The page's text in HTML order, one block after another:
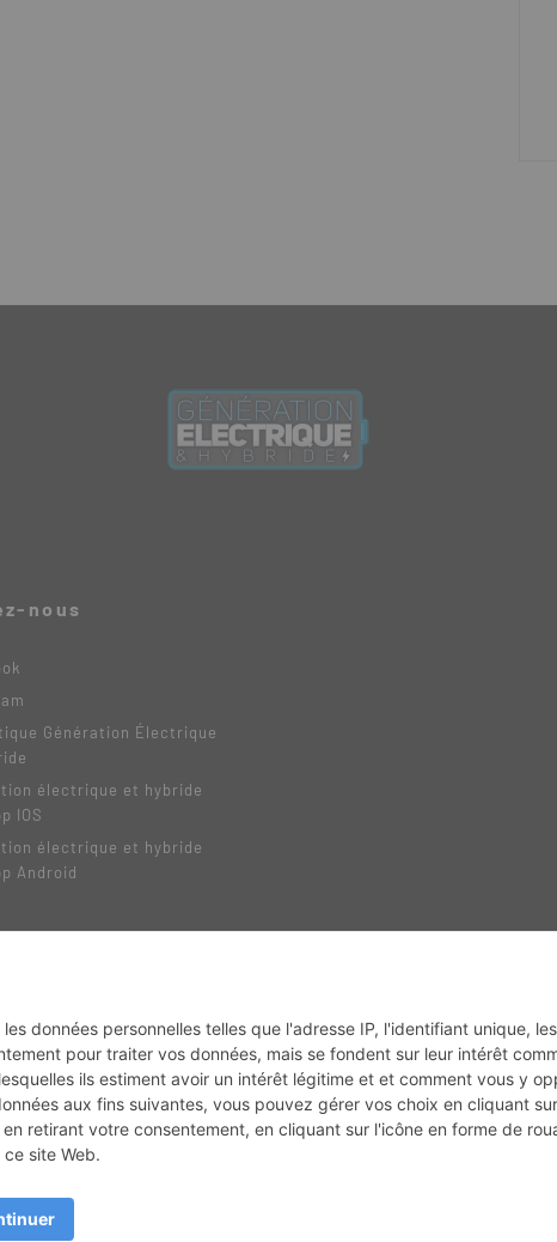
nous
Génération Électrique
électrique et hybride
IOS
électrique et hybride
Android
MX2K Enduro Mag Trail Adventure Trial Mag Sport-Bikes Boutique CPPRESSE
Depuis 2020 - Un magazine du